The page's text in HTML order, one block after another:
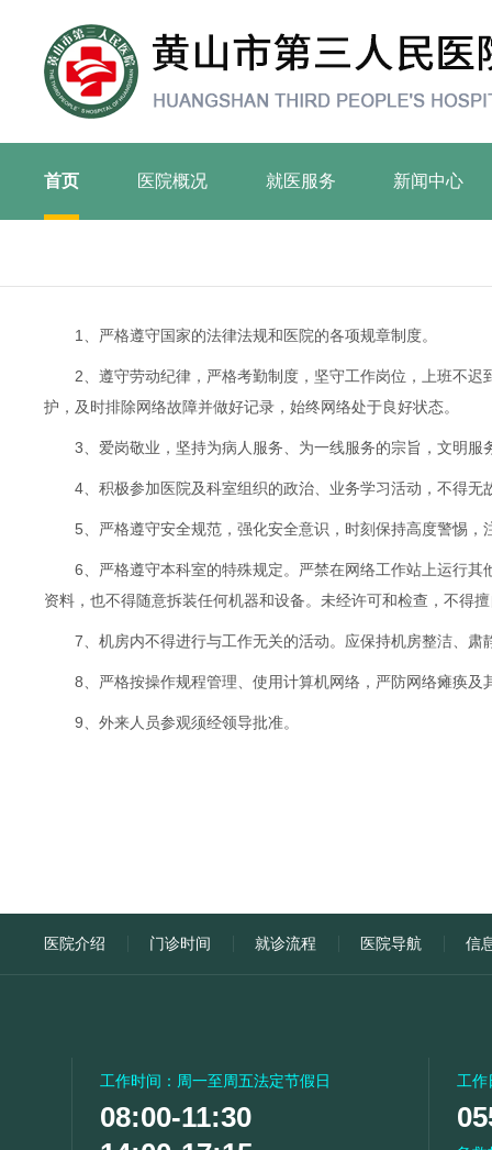
首页 医院概况 就医服务 新闻中心
1、严格遵守国家的法律法规和医院的各项规章制度。
2、遵守劳动纪律，严格考勤制度，坚守工作岗位，上班不
护，及时排除网络故障并做好记录，始终网络处于良好状态。
3、爱岗敬业，坚持为病人服务、为一线服务的宗旨，文明服
4、积极参加医院及科室组织的政治、业务学习活动，不得无
5、严格遵守安全规范，强化安全意识，时刻保持高度警惕，
6、严格遵守本科室的特殊规定。严禁在网络工作站上运行
资料，也不得随意拆装任何机器和设备。未经许可和检查，不得
7、机房内不得进行与工作无关的活动。应保持机房整洁、肃
8、严格按操作规程管理、使用计算机网络，严防网络瘫痪及
9、外来人员参观须经领导批准。
医院介绍 门诊时间 就诊流程 医院导航 信
工作时间：周一至周五法定节假日
08:00-11:30
工作